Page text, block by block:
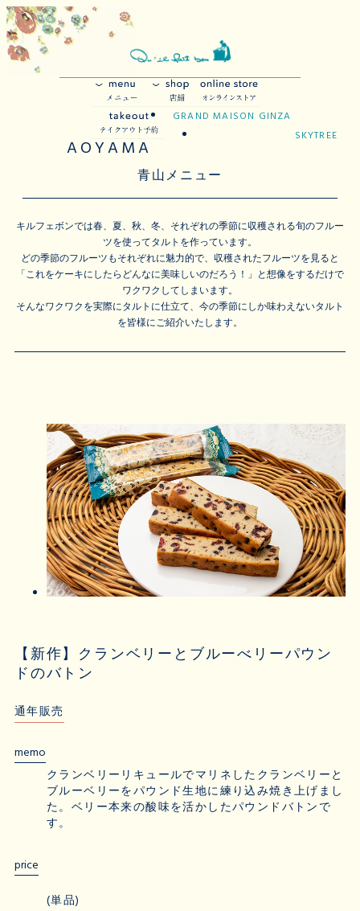
GRAND MAISON GINZA
SKYTREE
AOYAMA
青山メニュー
キルフェボンでは春、夏、秋、冬、それぞれの季節に収穫される旬のフルー
ツを使ってタルトを作っています。
どの季節のフルーツもそれぞれに魅力的で、収穫されたフルーツを見ると
「これをケーキにしたらどんなに美味しいのだろう！」と想像をするだけで
ワクワクしてしまいます。
そんなワクワクを実際にタルトに仕立て、今の季節にしか味わえないタルト
を皆様にご紹介いたします。
【新作】クランベリーとブルーべリーパウン
ドのバトン
通年販売
memo
クランベリーリキュールでマリネしたクランベリーと
ブルーベリーをパウンド生地に練り込み焼き上げまし
た。ベリー本来の酸味を活かしたパウンドバトンで
す。
price
(単品)